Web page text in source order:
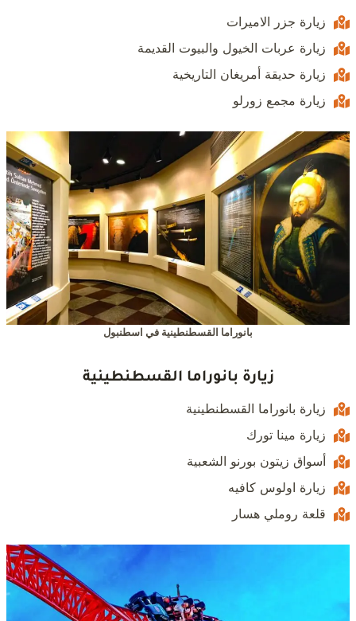
زيارة جزر الاميرات
زيارة عربات الخيول والبيوت القديمة
زيارة حديقة أمريغان التاريخية
زيارة مجمع زورلو
بانوراما القسطنطينية في اسطنبول
زيارة بانوراما القسطنطينية
زيارة بانوراما القسطنطينية
زيارة مينا تورك
أسواق زيتون بورنو الشعبية
زيارة اولوس كافيه
قلعة روملي هسار